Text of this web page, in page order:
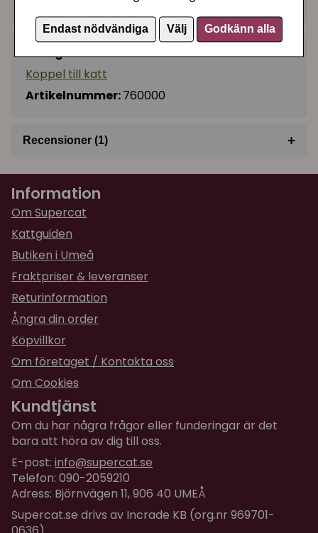
Endast nödvändiga Välj Godkänn alla
Kategorier:
Koppel till katt
Artikelnummer:760000
Recensioner (1) +
Ami
för 2 år sedan
★★★★★
Blir perfekt med en jordskruv i trädgården när
vädret blir bättre.
Information
Om Supercat
Kattguiden
Butiken i Umeå
Fraktpriser & leveranser
Returinformation
Ångra din order
Köpvillkor
Om företaget / Kontakta oss
Om Cookies
Kundtjänst
Om du har några frågor eller funderingar är det
bara att höra av dig till oss.
E-post: info@supercat.se
Telefon: 090-2059210
Adress: Björnvägen 11, 906 40 UMEÅ
Supercat.se drivs av Incrade KB (org.nr 969701-